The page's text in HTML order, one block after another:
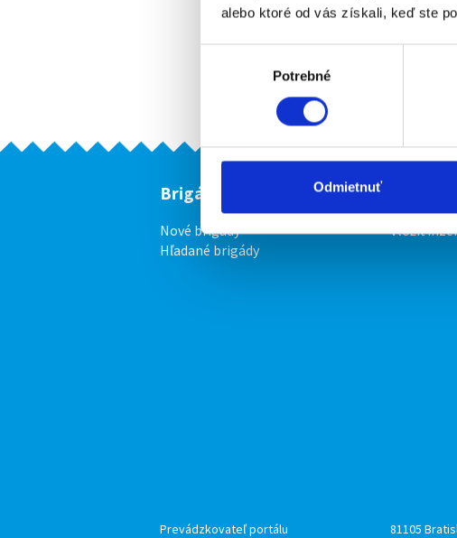
alebo ktoré od vás získali, keď ste
Potrebné
Odmietnuť
Brigádnici
Nové brigády
Hľadané brigády
Vložiť
Prevádzkovateľ portálu 81105